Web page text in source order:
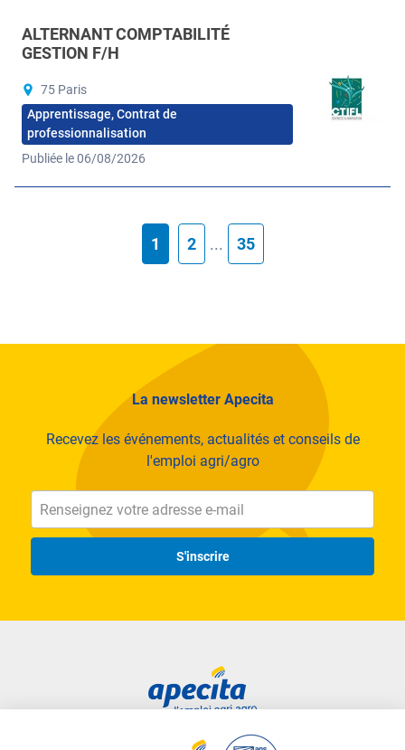
ALTERNANT COMPTABILITÉ
GESTION F/H
75 Paris
Apprentissage, Contrat de
professionnalisation
Publiée le 06/08/2026
1 2 ... 35
La newsletter Apecita
Recevez les événements, actualités et conseils de
l'emploi agri/agro
S'inscrire